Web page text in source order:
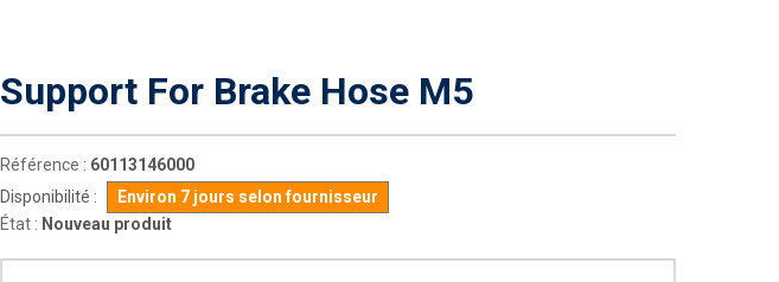
Support For Brake Hose M5
Référence : 60113146000
Disponibilité :
Environ 7 jours selon fournisseur
État : Nouveau produit